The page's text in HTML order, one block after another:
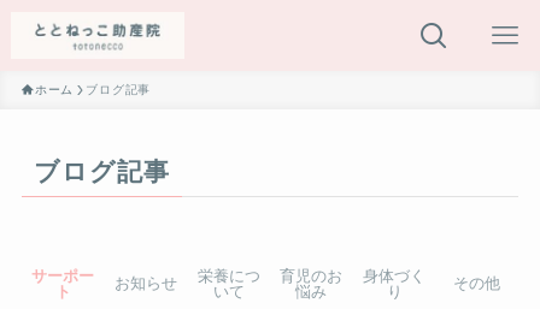
ホーム ブログ記事
ブログ記事
サーポー
ト
お知らせ
栄養につ
いて
育児のお
悩み
身体づく
り
その他